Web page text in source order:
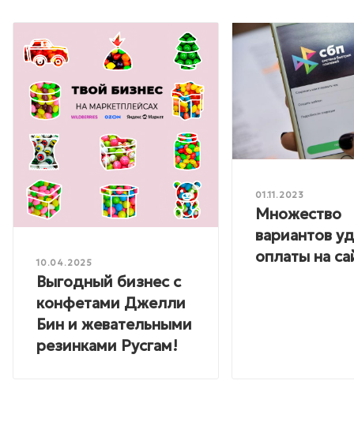
10.04.2025
Выгодный бизнес с
конфетами Джелли
Бин и жевательными
резинками Русгам!
01.11.2023
Множество
вариантов
оплаты на